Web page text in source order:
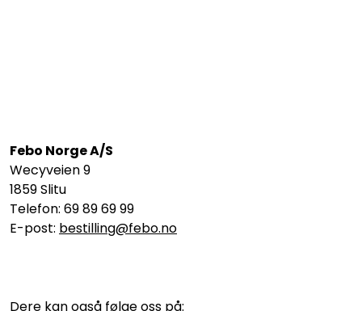
Febo Norge A/S
Wecyveien 9
1859 Slitu
Telefon: 69 89 69 99
E-post: bestilling@febo.no
Dere kan også følge oss på: